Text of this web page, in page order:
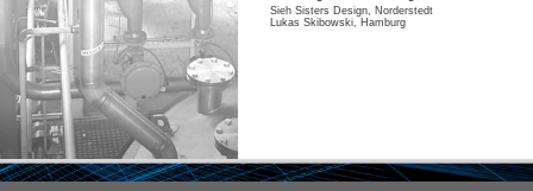
Sieh Sisters Design, Norderstedt
Lukas Skibowski, Hamburg